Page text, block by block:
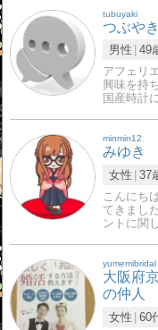
tubuyaki
つぶやき
男性 49
アフェリ
興味を持
国産時計
minmin12
みゆき
女性 37
こんにち
てきまし
ントに関
yumemibridal
大阪府
の仲人
女性 60